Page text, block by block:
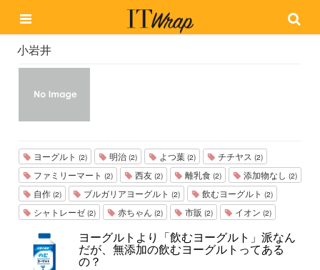
小岩井
ヨーグルト (2) 明治 (2) よつ葉 (2) チチヤス (2)
ファミリーマート (2) 西友 (2) 離乳食 (2) 添加物なし (2)
自作 (2) ブルガリアヨーグルト (2) 飲むヨーグルト (2)
シャトレーゼ (2) 赤ちゃん (2) 市販 (2) イオン (2)
ヨーグルトより「飲むヨーグルト」派なん
だが、無添加の飲むヨーグルトってある
の？